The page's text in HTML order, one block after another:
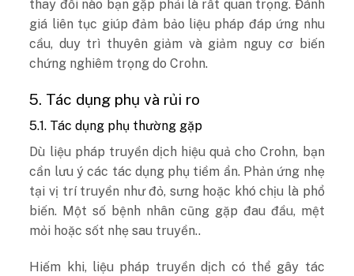
thay đổi nào bạn gặp phải là rất quan trọng. Đánh
giá liên tục giúp đảm bảo liệu pháp đáp ứng nhu
cầu, duy trì thuyên giảm và giảm nguy cơ biến
chứng nghiêm trọng do Crohn.
5. Tác dụng phụ và rủi ro
5.1. Tác dụng phụ thường gặp
Dù liệu pháp truyền dịch hiệu quả cho Crohn, bạn
cần lưu ý các tác dụng phụ tiềm ẩn. Phản ứng nhẹ
tại vị trí truyền như đỏ, sưng hoặc khó chịu là phổ
biến. Một số bệnh nhân cũng gặp đau đầu, mệt
mỏi hoặc sốt nhẹ sau truyền..
Hiếm khi, liệu pháp truyền dịch có thể gây tác